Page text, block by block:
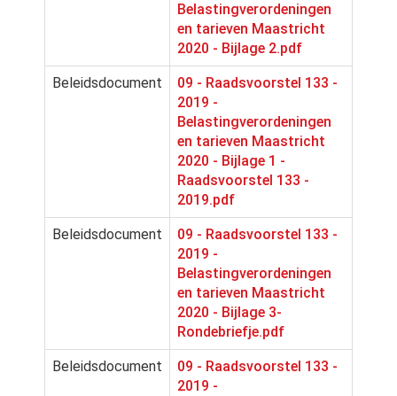
Belastingverordeningen
en tarieven Maastricht
2020 - Bijlage 2.pdf
Beleidsdocument
09 - Raadsvoorstel 133 -
2019 -
Belastingverordeningen
en tarieven Maastricht
2020 - Bijlage 1 -
Raadsvoorstel 133 -
2019.pdf
Beleidsdocument
09 - Raadsvoorstel 133 -
2019 -
Belastingverordeningen
en tarieven Maastricht
2020 - Bijlage 3-
Rondebriefje.pdf
Beleidsdocument
09 - Raadsvoorstel 133 -
2019 -